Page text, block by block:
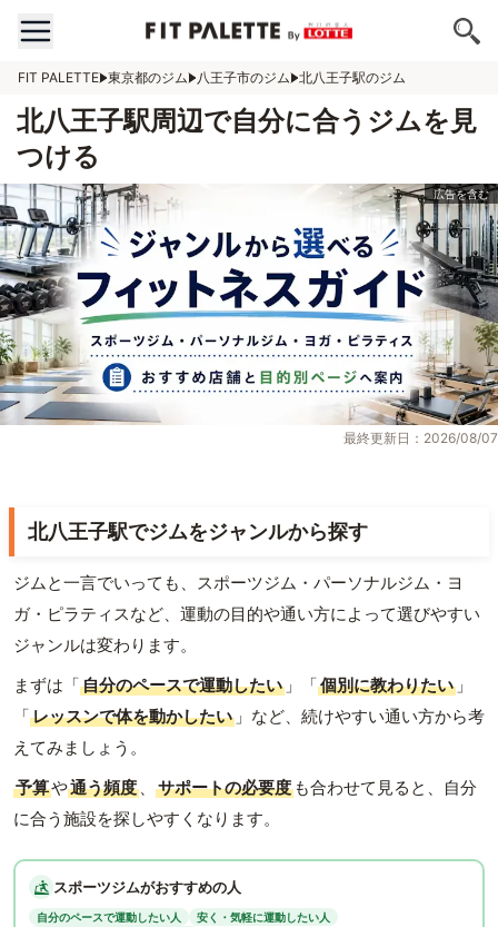
FIT PALETTE 東京都のジム 八王子市のジム 北八王子駅のジム
北八王子駅周辺で自分に合うジムを見
つける
最終更新日：2026/08/07
北八王子駅でジムをジャンルから探す
ジムと一言でいっても、スポーツジム・パーソナルジム・ヨ
ガ・ピラティスなど、運動の目的や通い方によって選びやすい
ジャンルは変わります。
まずは「自分のペースで運動したい 」「個別に教わりたい 」
「レッスンで体を動かしたい 」など、続けやすい通い方から考
えてみましょう。
予算や通う頻度 、 サポートの必要度 も合わせて見ると、自分
に合う施設を探しやすくなります。
スポーツジムがおすすめの人
自分のペースで運動したい人
安く・気軽に運動したい人